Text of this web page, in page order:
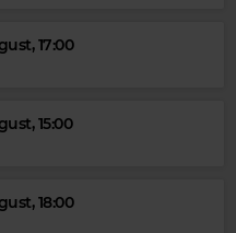
17:00
15:00
18:00